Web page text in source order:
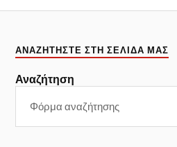
ΑΝΑΖΗΤΉΣΤΕ ΣΤΗ ΣΕΛΊΔΑ ΜΑΣ
Αναζήτηση